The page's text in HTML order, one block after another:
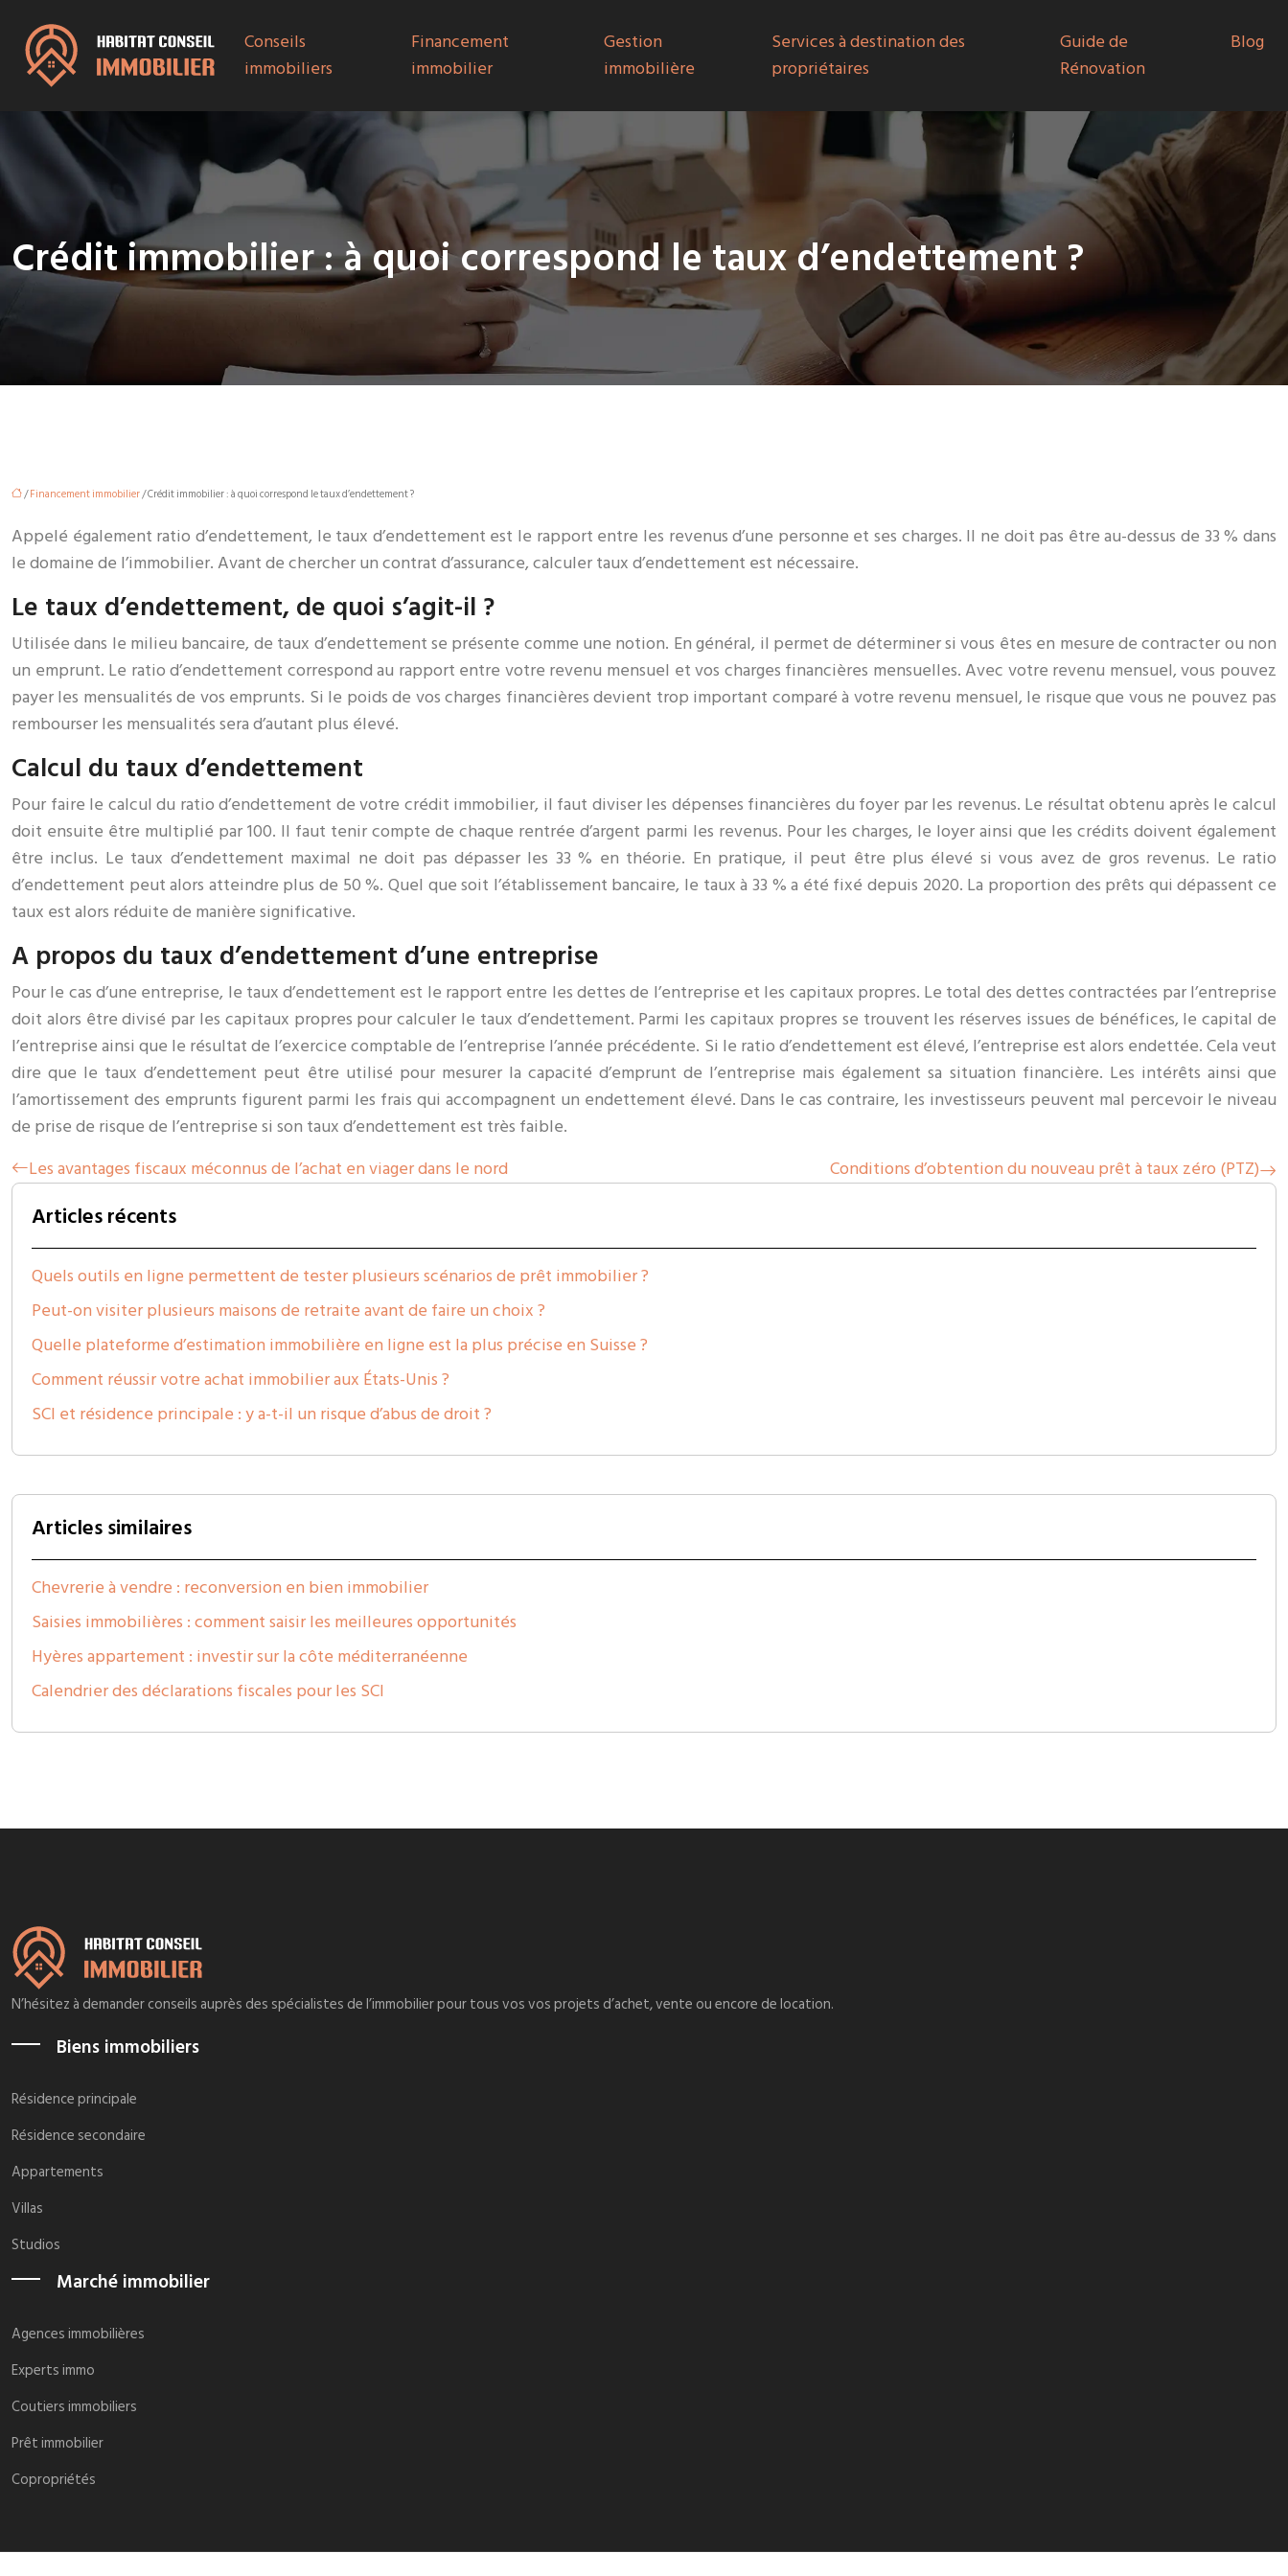
Conseils
immobiliers
Financement
immobilier
Gestion
immobilière
Services à destination des
propriétaires
Guide de
Rénovation
Blog
Crédit immobilier : à quoi correspond le taux d’endettement ?
/Financement immobilier/ Crédit immobilier : à quoi correspond le taux d’endettement ?
Appelé également ratio d’endettement, le taux d’endettement est le rapport entre les revenus d’une personne et ses charges. Il ne doit pas être au-dessus de 33 % dans
le domaine de l’immobilier. Avant de chercher un contrat d’assurance, calculer taux d’endettement est nécessaire.
Le taux d’endettement, de quoi s’agit-il ?
Utilisée dans le milieu bancaire, de taux d’endettement se présente comme une notion. En général, il permet de déterminer si vous êtes en mesure de contracter ou non
un emprunt. Le ratio d’endettement correspond au rapport entre votre revenu mensuel et vos charges financières mensuelles. Avec votre revenu mensuel, vous pouvez
payer les mensualités de vos emprunts. Si le poids de vos charges financières devient trop important comparé à votre revenu mensuel, le risque que vous ne pouvez pas
rembourser les mensualités sera d’autant plus élevé.
Calcul du taux d’endettement
Pour faire le calcul du ratio d’endettement de votre crédit immobilier, il faut diviser les dépenses financières du foyer par les revenus. Le résultat obtenu après le calcul
doit ensuite être multiplié par 100. Il faut tenir compte de chaque rentrée d’argent parmi les revenus. Pour les charges, le loyer ainsi que les crédits doivent également
être inclus. Le taux d’endettement maximal ne doit pas dépasser les 33 % en théorie. En pratique, il peut être plus élevé si vous avez de gros revenus. Le ratio
d’endettement peut alors atteindre plus de 50 %. Quel que soit l’établissement bancaire, le taux à 33 % a été fixé depuis 2020. La proportion des prêts qui dépassent ce
taux est alors réduite de manière significative.
A propos du taux d’endettement d’une entreprise
Pour le cas d’une entreprise, le taux d’endettement est le rapport entre les dettes de l’entreprise et les capitaux propres. Le total des dettes contractées par l’entreprise
doit alors être divisé par les capitaux propres pour calculer le taux d’endettement. Parmi les capitaux propres se trouvent les réserves issues de bénéfices, le capital de
l’entreprise ainsi que le résultat de l’exercice comptable de l’entreprise l’année précédente. Si le ratio d’endettement est élevé, l’entreprise est alors endettée. Cela veut
dire que le taux d’endettement peut être utilisé pour mesurer la capacité d’emprunt de l’entreprise mais également sa situation financière. Les intérêts ainsi que
l’amortissement des emprunts figurent parmi les frais qui accompagnent un endettement élevé. Dans le cas contraire, les investisseurs peuvent mal percevoir le niveau
de prise de risque de l’entreprise si son taux d’endettement est très faible.
Les avantages fiscaux méconnus de l’achat en viager dans le nord
Conditions d’obtention du nouveau prêt à taux zéro (PTZ)
Articles récents
Quels outils en ligne permettent de tester plusieurs scénarios de prêt immobilier ?
Peut-on visiter plusieurs maisons de retraite avant de faire un choix ?
Quelle plateforme d’estimation immobilière en ligne est la plus précise en Suisse ?
Comment réussir votre achat immobilier aux États-Unis ?
SCI et résidence principale : y a-t-il un risque d’abus de droit ?
Articles similaires
Chevrerie à vendre : reconversion en bien immobilier
Saisies immobilières : comment saisir les meilleures opportunités
Hyères appartement : investir sur la côte méditerranéenne
Calendrier des déclarations fiscales pour les SCI
N’hésitez à demander conseils auprès des spécialistes de l’immobilier pour tous vos vos projets d’achet, vente ou encore de location.
Biens immobiliers
Résidence principale
Résidence secondaire
Appartements
Villas
Studios
Marché immobilier
Agences immobilières
Experts immo
Coutiers immobiliers
Prêt immobilier
Copropriétés